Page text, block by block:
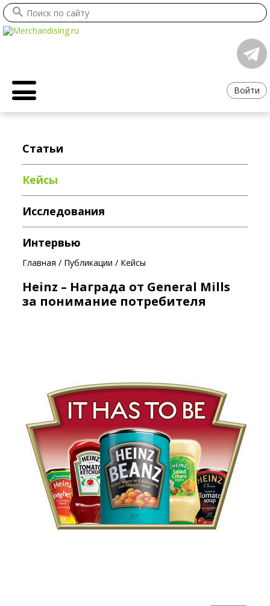
Войти
Главная / Публикации / Кейсы
Heinz – Награда от General Mills
за понимание потребителя
Статьи
Кейсы
Исследования
Интервью